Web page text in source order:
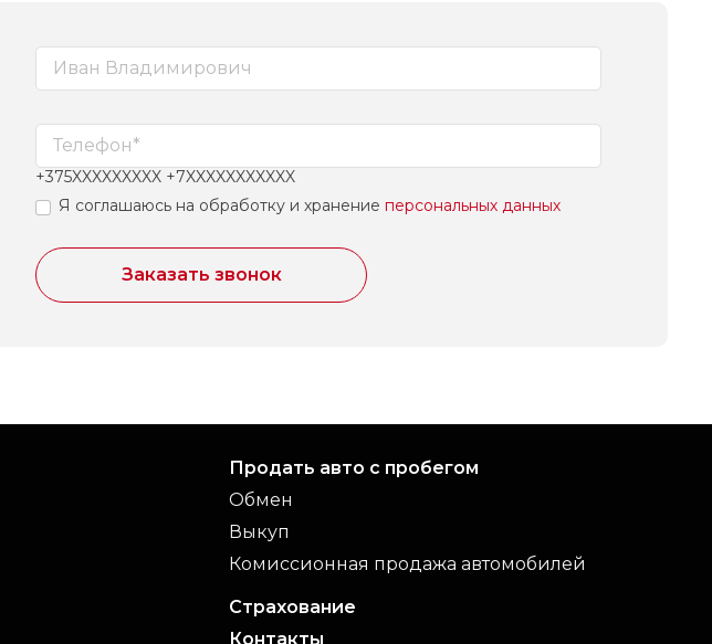
+375XXXXXXXXX +7XXXXXXXXXXX
Я соглашаюсь на обработку и хранение персональных данных
Заказать звонок
Продать авто с пробегом
Обмен
Выкуп
Комиссионная продажа автомобилей
Страхование
Контакты